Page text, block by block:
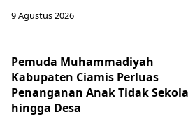
9 Agustus 2026
Pemuda Muhammadiyah
Kabupaten Ciamis Perluas
Penanganan Anak Tidak
hingga Desa